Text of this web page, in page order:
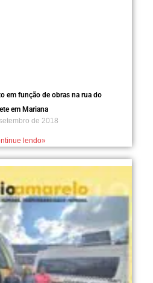
em função de obras na rua do
em Mariana
de 2018
lendo»